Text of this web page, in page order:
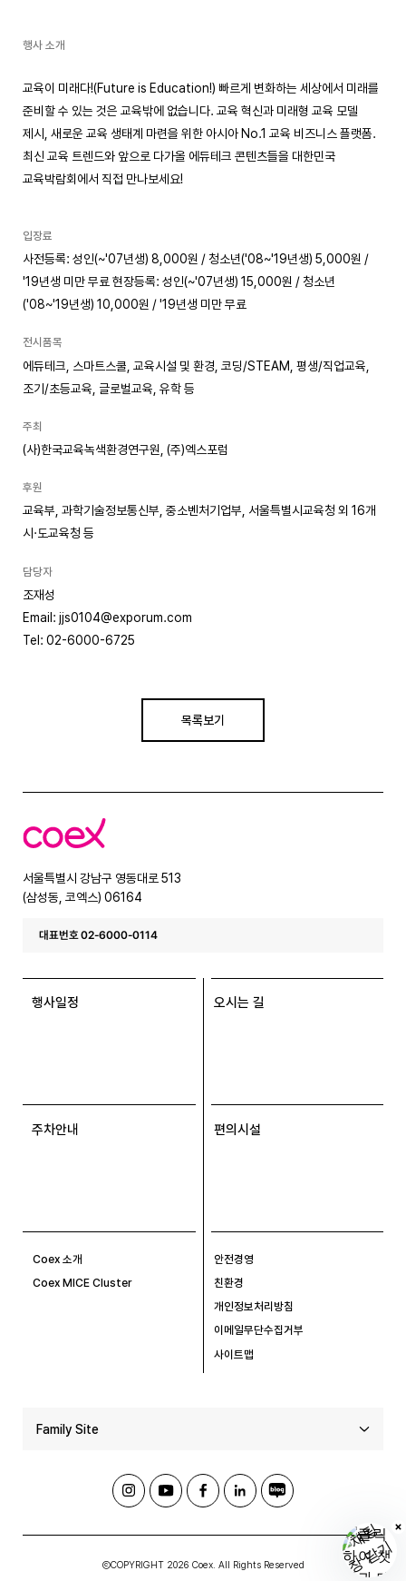
행사 소개
교육이 미래다!(Future is Education!) 빠르게 변화하는 세상에서 미래를
준비할 수 있는 것은 교육밖에 없습니다. 교육 혁신과 미래형 교육 모델
제시, 새로운 교육 생태계 마련을 위한 아시아 No.1 교육 비즈니스 플랫폼.
최신 교육 트렌드와 앞으로 다가올 에듀테크 콘텐츠들을 대한민국
교육박람회에서 직접 만나보세요!
입장료
사전등록: 성인(~'07년생) 8,000원 / 청소년('08~'19년생) 5,000원 /
'19년생 미만 무료 현장등록: 성인(~'07년생) 15,000원 / 청소년
('08~'19년생) 10,000원 / '19년생 미만 무료
전시품목
에듀테크, 스마트스쿨, 교육시설 및 환경, 코딩/STEAM, 평생/직업교육,
조기/초등교육, 글로벌교육, 유학 등
주최
(사)한국교육녹색환경연구원, (주)엑스포럼
후원
교육부, 과학기술정보통신부, 중소벤처기업부, 서울특별시교육청 외 16개
시·도교육청 등
담당자
조재성
Email: jjs0104@exporum.com
Tel: 02-6000-6725
목록보기
코
엑
서울특별시 강남구 영동대로 513
(삼성동, 코엑스) 06164
대표번호 02-6000-0114
행사일정 오시는 길
주차안내 편의시설
Coex 소개
Coex MICE Cluster
안전경영
친환경
개인정보처리방침
이메일무단수집거부
사이트맵
Family Site
ⒸCOPYRIGHT 2026 Coex. All Rights Reserved